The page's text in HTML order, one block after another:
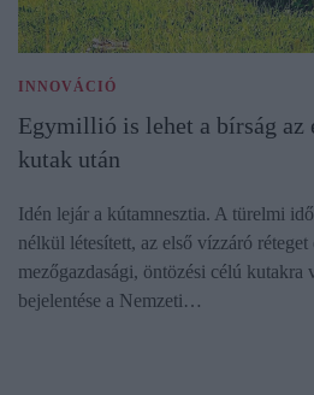
INNOVÁCIÓ
Egymillió is lehet a bírság az
kutak után
Idén lejár a kútamnesztia. A türelmi
nélkül létesített, az első vízzáró réteget
mezőgazdasági, öntözési célú
bejelentése a Nemzeti…